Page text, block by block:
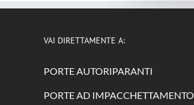
VAI DIRETTAMENTE A:
PORTE AUTORIPARANTI
PORTE AD IMPACCHETTAMENTO